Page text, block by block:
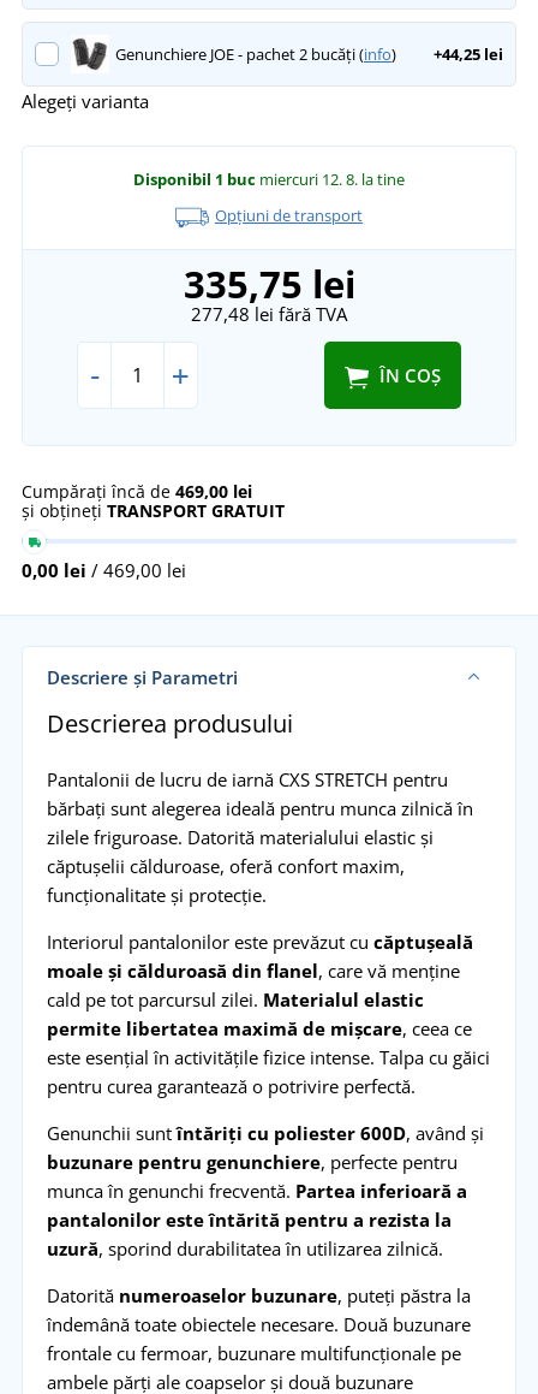
Genunchiere JOE - pachet 2 bucăți (info) +44,25 lei
Alegeți varianta
Disponibil 1 buc miercuri 12. 8. la tine
Opțiuni de transport
335,75 lei
277,48 lei fără TVA
- + ÎN COȘ
Cumpărați încă de 469,00 lei
și obțineți TRANSPORT GRATUIT
0,00 lei / 469,00 lei
Descriere și Parametri
Descrierea produsului
Pantalonii de lucru de iarnă CXS STRETCH pentru
bărbați sunt alegerea ideală pentru munca zilnică în
zilele friguroase. Datorită materialului elastic și
căptușelii călduroase, oferă confort maxim,
funcționalitate și protecție.
Interiorul pantalonilor este prevăzut cu căptușeală
moale și călduroasă din flanel, care vă menține
cald pe tot parcursul zilei. Materialul elastic
permite libertatea maximă de mișcare, ceea ce
este esențial în activitățile fizice intense. Talpa cu găici
pentru curea garantează o potrivire perfectă.
Genunchii suntîntăriți cu poliester 600D, având și
buzunare pentru genunchiere, perfecte pentru
munca în genunchi frecventă. Partea inferioară a
pantalonilor este întărită pentru a rezista la
uzură, sporind durabilitatea în utilizarea zilnică.
Datorită numeroaselor buzunare, puteți păstra la
îndemână toate obiectele necesare. Două buzunare
frontale cu fermoar, buzunare multifuncționale pe
ambele părți ale coapselor și două buzunare